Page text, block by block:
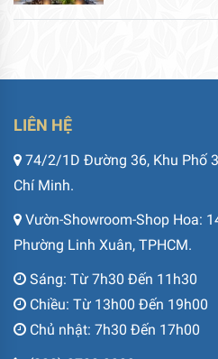
LIÊN HỆ
74/2/1D Đường 36, Khu Phố
Chí Minh.
Vườn-Showroom-Shop Hoa:
Phường Linh Xuân, TPHCM.
Sáng: Từ 7h30 Đến 11h30
Chiều: Từ 13h00 Đến 19h00
Chủ nhật: 7h30 Đến 17h00